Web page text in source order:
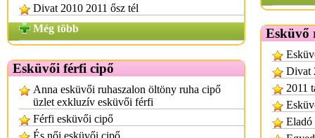
Divat 2010 2011 ősz tél
Még több
Esküvői férfi cipő
Anna esküvői ruhaszalon öltöny ruha cipő
üzlet exkluzív esküvői férfi
Férfi esküvői cipő
És női esküvői cipő
Esküvő
Divat
2011
Eladó